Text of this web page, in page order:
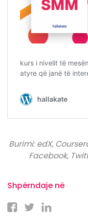
Burimi: edX,
Facebook,
Shpërndaje në